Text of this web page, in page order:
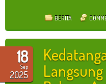
BERITA
18
Sep
2025